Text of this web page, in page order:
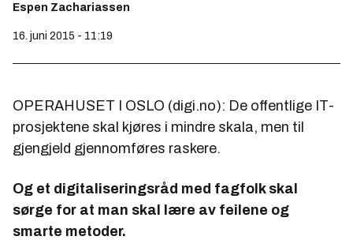
Espen Zachariassen
16. juni 2015 - 11:19
OPERAHUSET I OSLO (digi.no): De offentlige IT-
prosjektene skal kjøres i mindre skala, men til
gjengjeld gjennomføres raskere.
Og et digitaliseringsråd med fagfolk skal
sørge for at man skal lære av feilene og
smarte metoder.